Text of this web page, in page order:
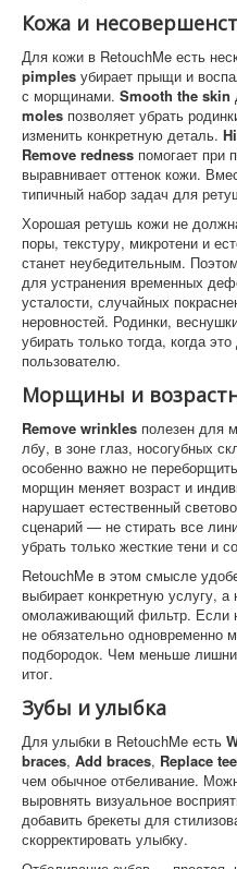
Кожа и
Для кожи в RetouchMe есть
pimples убирает прыщи и
с морщинами. Smooth the skin
moles позволяет убрать
изменить конкретную деталь.
Remove redness помогает при
выравнивает оттенок кожи.
типичный набор задач для
Хорошая ретушь кожи не
поры, текстуру, микротени и
станет неубедительным.
для устранения временных
усталости, случайных
неровностей. Родинки,
убирать только тогда, когда
пользователю.
Морщины и
Remove wrinkles полезен для
лбу, в зоне глаз, носогубных
особенно важно не
морщин меняет возраст и
нарушает естественный
сценарий — не стирать все
убрать только жесткие тени и
RetouchMe в этом смысле
выбирает конкретную услугу,
омолаживающий фильтр. Если
не обязательно одновременно
подбородок. Чем меньше
итог.
Зубы и улыбка
Для улыбки в RetouchMe есть
braces, Add braces, Replace
чем обычное отбеливание.
выровнять визуальное
добавить брекеты для
скорректировать улыбку.